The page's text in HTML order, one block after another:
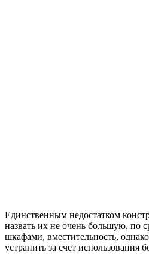
Единственным недостатком
назвать их не очень большую, по
шкафами, вместительность,
устранить за счет использования